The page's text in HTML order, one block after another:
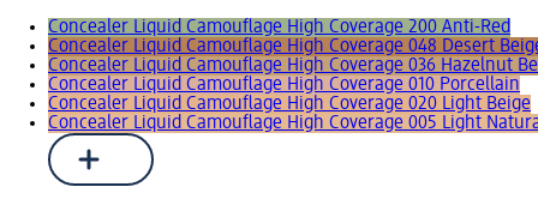
Concealer Liquid Camouflage High Coverage 200 Anti-Red
Concealer Liquid Camouflage High Coverage 048 Desert
Concealer Liquid Camouflage High Coverage 036 Hazelnut
Concealer Liquid Camouflage High Coverage 010 Porcellain
Concealer Liquid Camouflage High Coverage 020 Light Beige
Concealer Liquid Camouflage High Coverage 005 Light